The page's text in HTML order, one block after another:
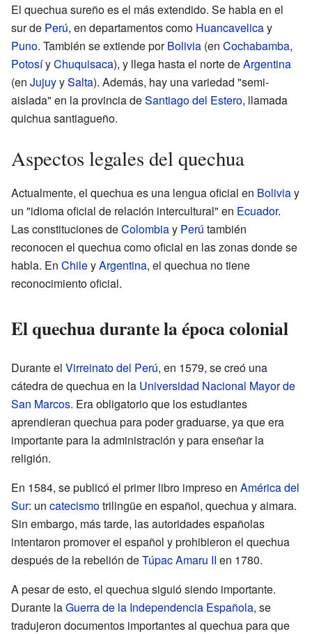
El quechua sureño es el más extendido. Se habla en el
sur de Perú, en departamentos como Huancavelicay
Puno. También se extiende porBolivia (en Cochabamba,
PotosíyChuquisaca), y llega hasta el norte deArgentina
(en JujuyySalta). Además, hay una variedad "semi-
aislada" en la provincia deSantiago del Estero, llamada
quichua santiagueño.
Aspectos legales del quechua
Actualmente, el quechua es una lengua oficial en Boliviay
un "idioma oficial de relación intercultural" en Ecuador.
Las constituciones deColombiay Perú también
reconocen el quechua como oficial en las zonas donde se
habla. En ChileyArgentina, el quechua no tiene
reconocimiento oficial.
El quechua durante la época colonial
Durante el Virreinato del Perú, en 1579, se creó una
cátedra de quechua en la Universidad Nacional Mayor de
San Marcos. Era obligatorio que los estudiantes
aprendieran quechua para poder graduarse, ya que era
importante para la administración y para enseñar la
religión.
En 1584, se publicó el primer libro impreso en América del
Sur: un catecismotrilingüe en español, quechua y aimara.
Sin embargo, más tarde, las autoridades españolas
intentaron promover el español y prohibieron el quechua
después de la rebelión deTúpac Amaru II en 1780.
A pesar de esto, el quechua siguió siendo importante.
Durante laGuerra de la Independencia Española, se
tradujeron documentos importantes al quechua para que